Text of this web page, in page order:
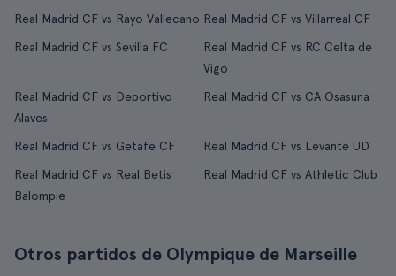
Real Madrid CF vs Rayo Vallecano Real Madrid CF vs Villarreal CF
Real Madrid CF vs Sevilla FC
Real Madrid CF vs RC Celta de
Vigo
Real Madrid CF vs Deportivo
Alaves
Real Madrid CF vs CA Osasuna
Real Madrid CF vs Getafe CF
Real Madrid CF vs Levante UD
Real Madrid CF vs Real Betis
Balompie
Real Madrid CF vs Athletic Club
Otros partidos de Olympique de Marseille